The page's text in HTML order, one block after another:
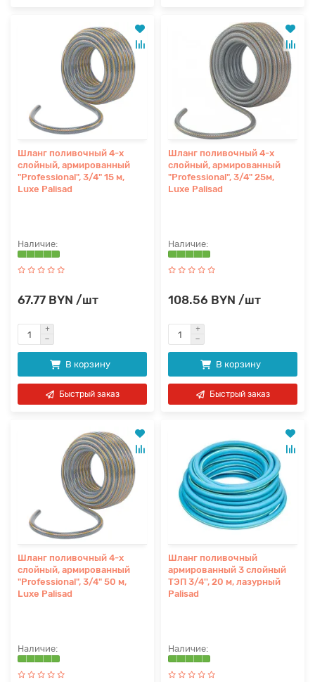
Шланг поливочный 4-х
слойный, армированный
"Professional", 3/4" 15 м,
Luxe Palisad
67.77 BYN /шт
В корзину
Быстрый заказ
Шланг поливочный 4-х
слойный, армированный
"Professional", 3/4" 25м,
Luxe Palisad
108.56 BYN /шт
В корзину
Быстрый заказ
Шланг поливочный 4-х
слойный, армированный
"Professional", 3/4" 50 м,
Luxe Palisad
Шланг поливочный
армированный 3 слойный
ТЭП 3/4'', 20 м, лазурный
Palisad